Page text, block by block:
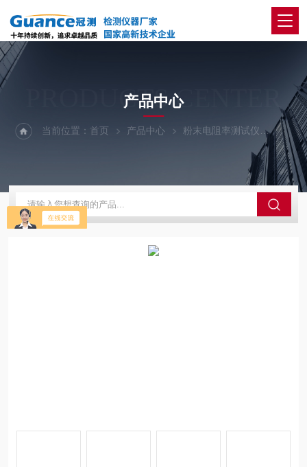
PRODUCTS CENTER
产品中心
当前位置：首页 产品中心 粉末电阻率测试仪 122-